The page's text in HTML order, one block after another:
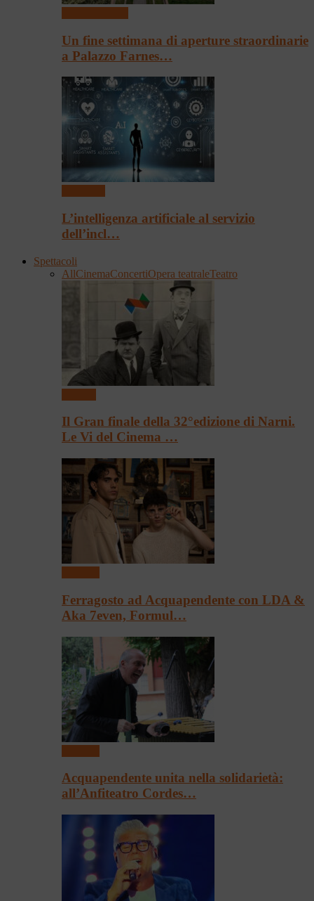
Un fine settimana di aperture straordinarie
a Palazzo Farnes…
L’intelligenza artificiale al servizio
dell’incl…
Spettacoli
AllCinemaConcertiOpera teatraleTeatro
Il Gran finale della 32°edizione di Narni.
Le Vi del Cinema …
Ferragosto ad Acquapendente con LDA &
Aka 7even, Formul…
Acquapendente unita nella solidarietà:
all’Anfiteatro Cordes…